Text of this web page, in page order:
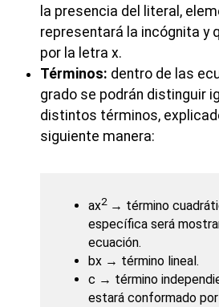
la presencia del literal,
representará la incógnita y
por la letra x.
Términos: dentro de las
grado se podrán distinguir
distintos términos,
siguiente manera:
ax2→ término
específica será
ecuación.
bx → término lineal.
c → término
estará conformado